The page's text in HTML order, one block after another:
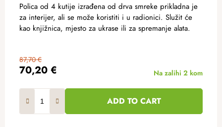
70,20 €
87,70 €
Na zalihi 2 kom
ADD TO CART
Polica od 4 kutije izrađena od drva smreke prikladna je
za interijer, ali se može koristiti i u radionici. Služit će
kao knjižnica, mjesto za ukrase ili za spremanje alata.